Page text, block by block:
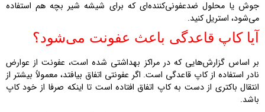
جوش یا محلول ضدعفونی‌کننده‌ای که برای شیشه شیر بچه هم استفاده
می‌شود، استریل کنید.
آیا کاپ قاعدگی باعث عفونت می‌شود؟
بر اساس گزارش‌هایی که در مراکز بهداشتی شده است، عفونت از عوارض
نادر استفاده از کاپ قاعدگی است. اگر عفونتی اتفاق بیافتد، معمولاً بیشتر از
انتقال باکتری از دست به کاپ اتفاق افتاده است تا اینکه صرفا از خود کاپ
باشد.